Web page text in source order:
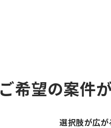
ご希望の案件
選択肢が広が